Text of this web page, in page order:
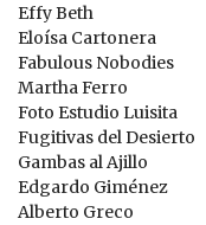
Effy Beth
Eloísa Cartonera
Fabulous Nobodies
Martha Ferro
Foto Estudio Luisita
Fugitivas del Desierto
Gambas al Ajillo
Edgardo Giménez
Alberto Greco